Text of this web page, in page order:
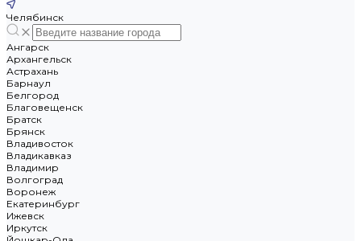
Челябинск
Ангарск
Архангельск
Астрахань
Барнаул
Белгород
Благовещенск
Братск
Брянск
Владивосток
Владикавказ
Владимир
Волгоград
Воронеж
Екатеринбург
Ижевск
Иркутск